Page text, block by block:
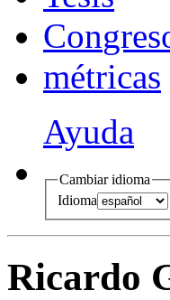
Con
métricas
Ayuda
Cambiar idioma
Idioma
Ricardo